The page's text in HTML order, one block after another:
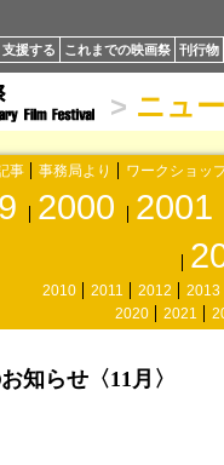
支援する これまでの映画祭 刊行物
> ニュ
事 事務局より ワークショッ
2000 2001
2010 2011 2012
2013
2020
2021
知らせ〈11月〉